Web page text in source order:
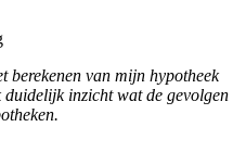
berekenen van mijn hypotheek
inzicht wat de gevolgen